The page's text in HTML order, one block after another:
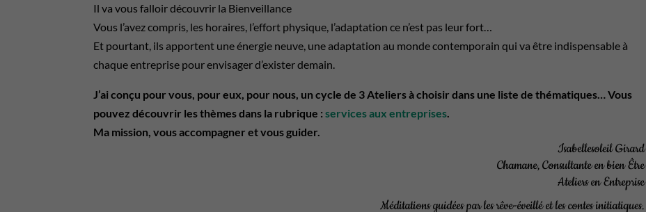
Il va vous falloir découvrir la Bienveillance
Vous l’avez compris, les horaires, l’effort physique, l’adaptation ce n’est pas leur fort…
Et pourtant, ils apportent une énergie neuve, une adaptation au monde contemporain qui va être indispensable à
chaque entreprise pour envisager d’exister demain.
J’ai conçu pour vous, pour eux, pour nous, un cycle de 3 Ateliers à choisir dans une liste de thématiques… Vous
pouvez découvrir les thèmes dans la rubrique :services aux entreprises
Ma mission, vous accompagner et vous guider.
Isabellesoleil Girard
Chamane, Consultante en bien Être
Ateliers en Entreprise
Méditations guidées par les rêve-éveillé et les contes initiatiques.